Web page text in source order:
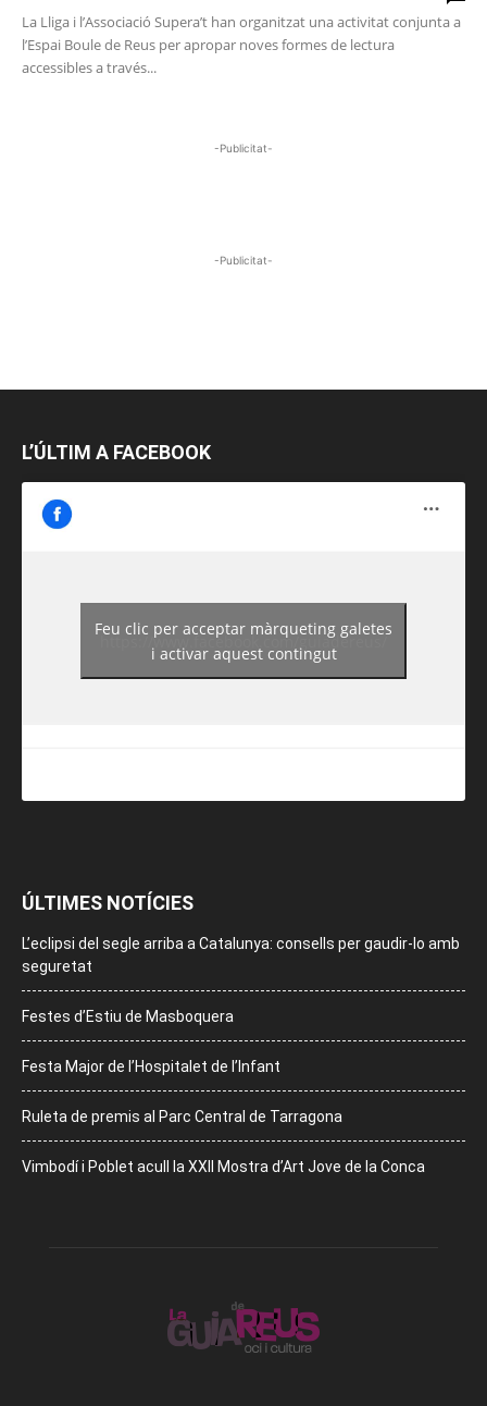
La Lliga i l’Associació Supera’t han organitzat una activitat conjunta a
l’Espai Boule de Reus per apropar noves formes de lectura
accessibles a través...
-Publicitat-
-Publicitat-
L’ÚLTIM A FACEBOOK
https://www.facebook.com/guiadereus/
Feu clic per acceptar màrqueting galetes
i activar aquest contingut
ÚLTIMES NOTÍCIES
L’eclipsi del segle arriba a Catalunya: consells per gaudir-lo amb
seguretat
Festes d’Estiu de Masboquera
Festa Major de l’Hospitalet de l’Infant
Ruleta de premis al Parc Central de Tarragona
Vimbodí i Poblet acull la XXII Mostra d’Art Jove de la Conca